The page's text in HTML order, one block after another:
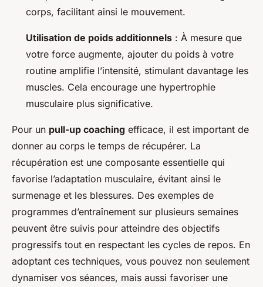
corps, facilitant ainsi le mouvement.
Utilisation de poids additionnels : À mesure que
votre force augmente, ajouter du poids à votre
routine amplifie l’intensité, stimulant davantage les
muscles. Cela encourage une hypertrophie
musculaire plus significative.
Pour un pull-up coaching efficace, il est important de
donner au corps le temps de récupérer. La
récupération est une composante essentielle qui
favorise l’adaptation musculaire, évitant ainsi le
surmenage et les blessures. Des exemples de
programmes d’entraînement sur plusieurs semaines
peuvent être suivis pour atteindre des objectifs
progressifs tout en respectant les cycles de repos. En
adoptant ces techniques, vous pouvez non seulement
dynamiser vos séances, mais aussi favoriser une